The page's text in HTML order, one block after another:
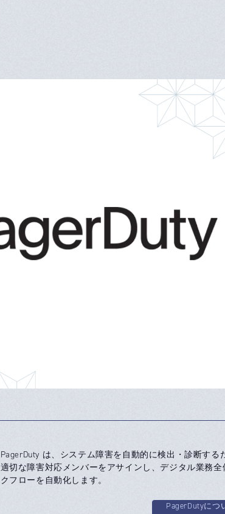
PagerDuty は、システム障害を自動的に検出・診断する
適切な障害対応メンバーをアサインし、デジタル業務
クフローを自動化します。
PagerDutyにつ